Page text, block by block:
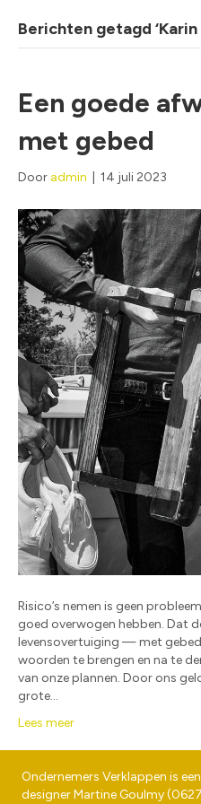
Berichten getagd ‘Karin
Een goede
met gebed
Door admin 14 juli 2023
Risico’s nemen is geen
goed overwogen hebben. Dat
levensovertuiging — met
woorden te brengen en na te
van onze plannen. Door ons
grote…
Lees meer
Ondernemers Verklappen is
designerMartine Goulmy(